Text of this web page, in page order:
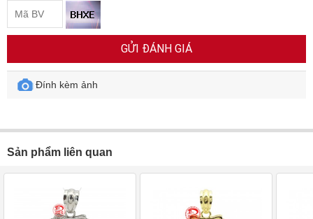
GỬI ĐÁNH GIÁ
Đính kèm ảnh
Sản phẩm liên quan